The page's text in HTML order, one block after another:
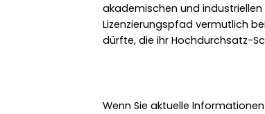
akademischen und
Lizenzierungspfad vermutlich
dürfte, die ihr Hochdurchsatz-
Wenn Sie aktuelle